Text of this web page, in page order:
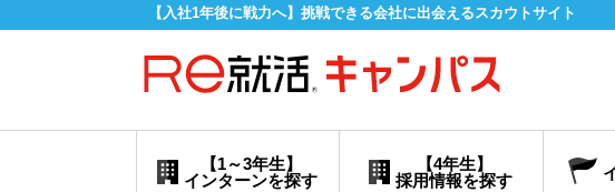
【入社1年後に戦力へ】挑戦できる会社に出会えるスカウトサイト
【4年生】
採用情報を探す
【1～3年生】
インターンを探す